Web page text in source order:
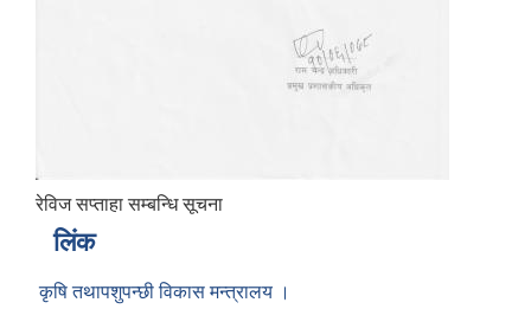
रेविज सप्ताहा सम्बन्धि सूचना
लिंक
कृषि तथापशुपन्छी विकास मन्त्रालय ।